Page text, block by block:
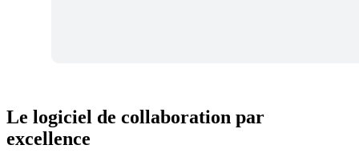
Le logiciel de collaboration par
excellence